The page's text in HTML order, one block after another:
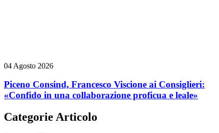
04 Agosto 2026
Piceno Consind, Francesco Viscione ai Consiglieri:
«Confido in una collaborazione proficua e leale»
Categorie Articolo